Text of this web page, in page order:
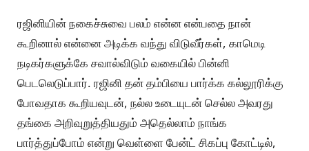
ரஜினியின் நகைச்சுவை பலம் என்ன என்பதை நான்
கூறினால் என்னை அடிக்க வந்து விடுவீர்கள், காமெடி
நடிகர்களுக்கே சவால்விடும் வகையில் பின்னி
பெடலெடுப்பார். ரஜினி தன் தம்பியை பார்க்க கல்லூரிக்கு
போவதாக கூறியவுடன், நல்ல உடையுடன் செல்ல அவரது
தங்கை அறிவுறுத்தியதும் அதெல்லாம் நாங்க
பார்த்துப்போம் என்று வெள்ளை பேன்ட் சிகப்பு கோட்டில்,